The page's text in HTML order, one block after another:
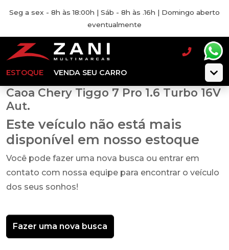
Seg a sex - 8h às 18:00h | Sáb - 8h às .16h | Domingo aberto
eventualmente
ESTOQUE VENDA SEU CARRO
Caoa Chery Tiggo 7 Pro 1.6 Turbo 16V
Aut.
Este veículo não está mais
disponível em nosso estoque
Você pode fazer uma nova busca ou entrar em
contato com nossa equipe para encontrar o veículo
dos seus sonhos!
Fazer uma nova busca